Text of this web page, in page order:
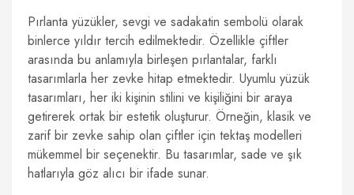
Pırlanta yüzükler, sevgi ve sadakatin sembolü olarak
binlerce yıldır tercih edilmektedir. Özellikle çiftler
arasında bu anlamıyla birleşen pırlantalar, farklı
tasarımlarla her zevke hitap etmektedir. Uyumlu yüzük
tasarımları, her iki kişinin stilini ve kişiliğini bir araya
getirerek ortak bir estetik oluşturur. Örneğin, klasik ve
zarif bir zevke sahip olan çiftler için tektaş modelleri
mükemmel bir seçenektir. Bu tasarımlar, sade ve şık
hatlarıyla göz alıcı bir ifade sunar.